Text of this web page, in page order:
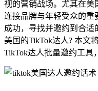
视的营销战场。尤其在美
连接品牌与年轻受众的重
成功，寻找并邀约到合适
美国的TikTok达人? 本文
TikTok达人批量邀约工具